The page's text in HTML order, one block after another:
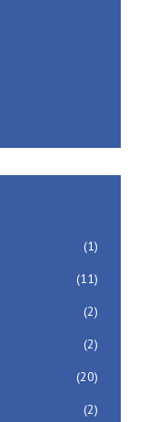
(1)
(11)
(2)
(2)
(20)
(2)